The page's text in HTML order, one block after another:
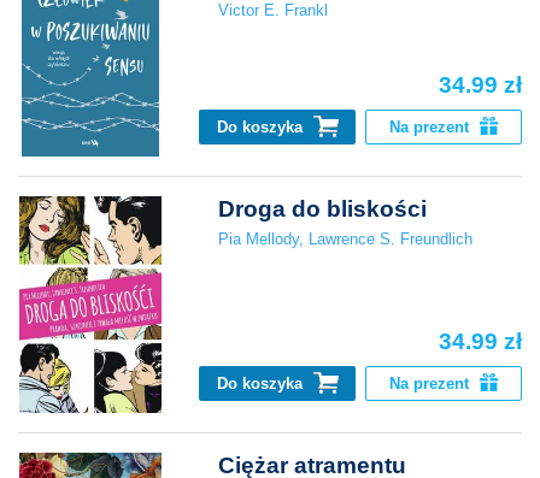
Victor E. Frankl
34.99 zł
Do koszyka Na prezent
Droga do bliskości
Pia Mellody, Lawrence S. Freundlich
34.99 zł
Do koszyka Na prezent
Ciężar atramentu